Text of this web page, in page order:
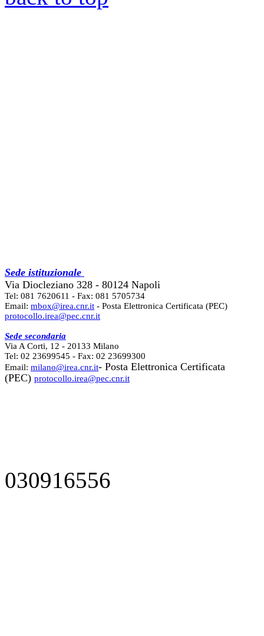
Sede istituzionale
Via Diocleziano 328 - 80124 Napoli
Tel: 081 7620611 - Fax: 081 5705734
Email: mbox@irea.cnr.it - Posta Elettronica Certificata (PEC)
protocollo.irea@pec.cnr.it
Sede secondaria
Via A Corti, 12 - 20133 Milano
Tel: 02 23699545 - Fax: 02 23699300
Email: milano@irea.cnr.it- Posta Elettronica Certificata
(PEC) protocollo.irea@pec.cnr.it
030916556